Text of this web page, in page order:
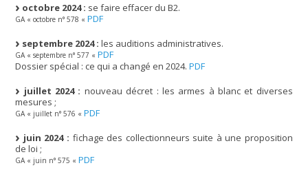
octobre 2024 : se faire effacer du B2.
GA « octobre n° 578 « PDF
septembre 2024 :les auditions administratives.
GA « septembre n° 577 « PDF
Dossier spécial : ce qui a changé en 2024.PDF
juillet 2024 : nouveau décret : les armes à blanc et diverses
mesures ;
GA « juillet n° 576 « PDF
juin 2024 : fichage des collectionneurs suite à une proposition
de loi ;
GA « juin n° 575 « PDF